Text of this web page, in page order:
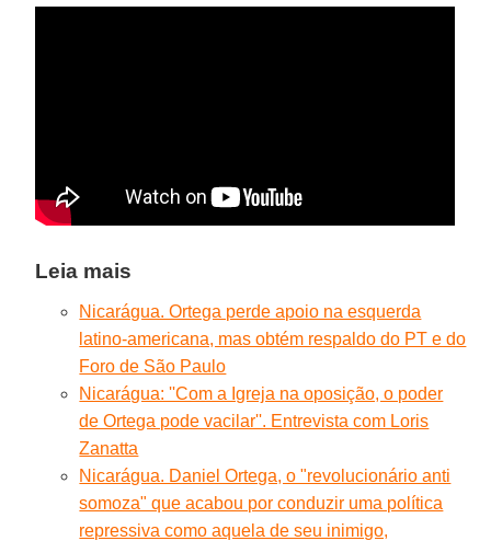
Leia mais
Nicarágua. Ortega perde apoio na esquerda
latino-americana, mas obtém respaldo do PT e do
Foro de São Paulo
Nicarágua: ''Com a Igreja na oposição, o poder
de Ortega pode vacilar''. Entrevista com Loris
Zanatta
Nicarágua. Daniel Ortega, o "revolucionário anti
somoza" que acabou por conduzir uma política
repressiva como aquela de seu inimigo,